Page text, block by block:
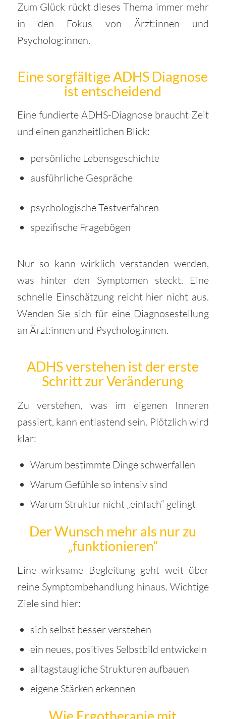
Zum Glück rückt dieses Thema immer mehr
in den Fokus von Ärzt:innen und
Psycholog:innen.
Eine sorgfältige ADHS Diagnose
ist entscheidend
Eine fundierte ADHS-Diagnose braucht Zeit
und einen ganzheitlichen Blick:
persönliche Lebensgeschichte
ausführliche Gespräche
psychologische Testverfahren
spezifische Fragebögen
Nur so kann wirklich verstanden werden,
was hinter den Symptomen steckt. Eine
schnelle Einschätzung reicht hier nicht aus.
Wenden Sie sich für eine Diagnosestellung
an Ärzt:innen und Psycholog.innen.
ADHS verstehen ist der erste
Schritt zur Veränderung
Zu verstehen, was im eigenen Inneren
passiert, kann entlastend sein. Plötzlich wird
klar:
Warum bestimmte Dinge schwerfallen
Warum Gefühle so intensiv sind
Warum Struktur nicht „einfach“ gelingt
Der Wunsch mehr als nur zu
„funktionieren“
Eine wirksame Begleitung geht weit über
reine Symptombehandlung hinaus. Wichtige
Ziele sind hier:
sich selbst besser verstehen
ein neues, positives Selbstbild entwickeln
alltagstaugliche Strukturen aufbauen
eigene Stärken erkennen